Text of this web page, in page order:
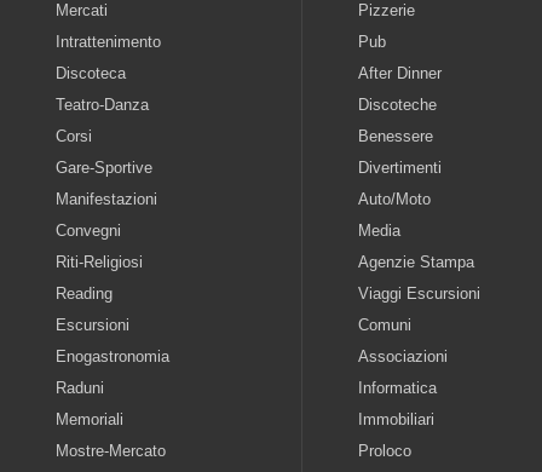
Mercati
Intrattenimento
Discoteca
Teatro-Danza
Corsi
Gare-Sportive
Manifestazioni
Convegni
Riti-Religiosi
Reading
Escursioni
Enogastronomia
Raduni
Memoriali
Mostre-Mercato
Pizzerie
Pub
After Dinner
Discoteche
Benessere
Divertimenti
Auto/Moto
Media
Agenzie Stampa
Viaggi Escursioni
Comuni
Associazioni
Informatica
Immobiliari
Proloco